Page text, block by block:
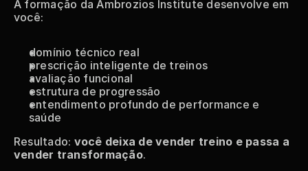
A formação da Ambrozios Institute desenvolve em
você:
domínio técnico real
prescrição inteligente de treinos
avaliação funcional
estrutura de progressão
entendimento profundo de performance e
saúde
Resultado: você deixa de vender treino e passa a
vender transformação.